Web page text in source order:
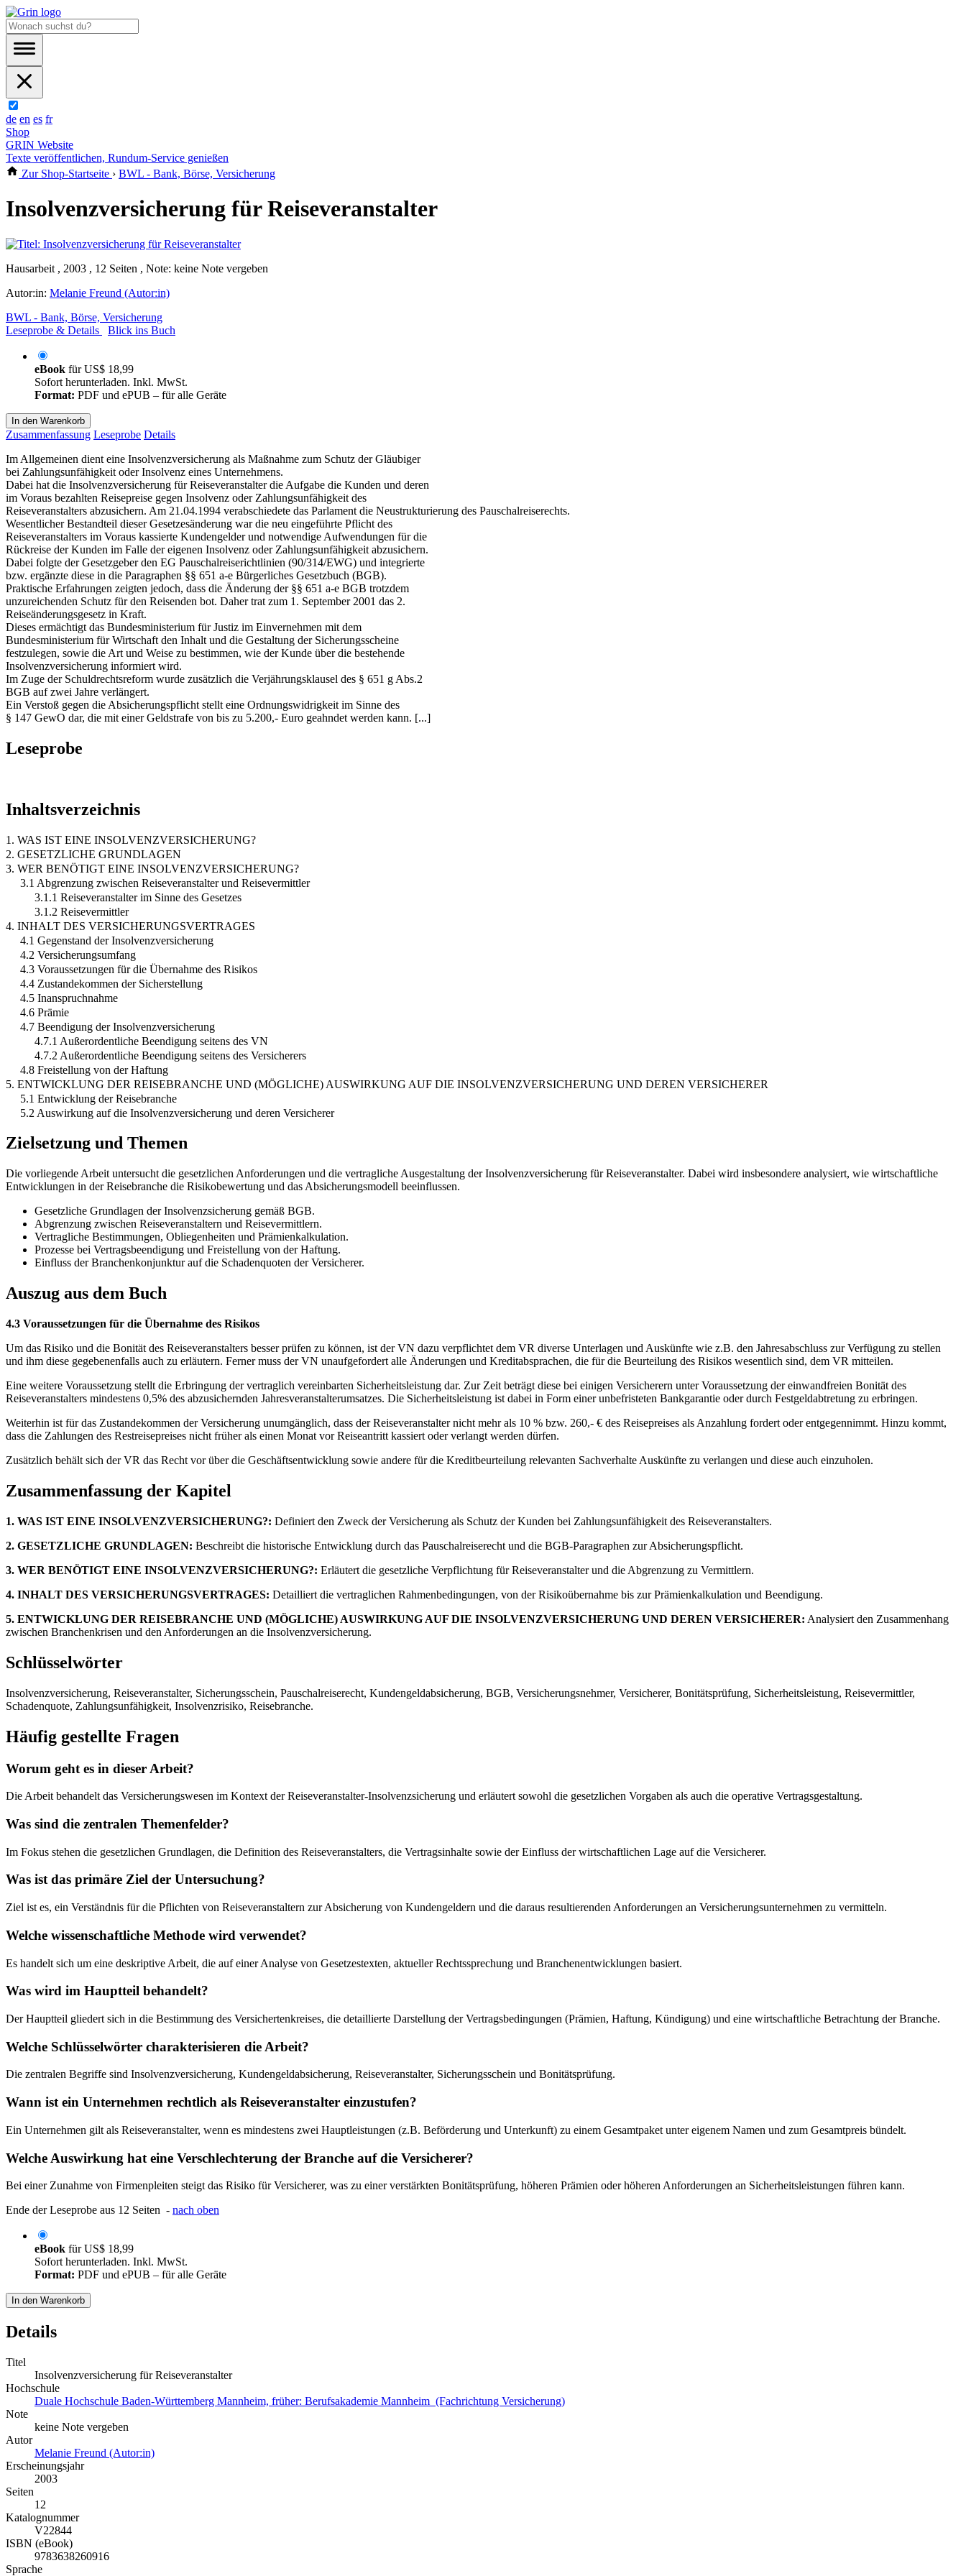
de en es fr
Shop
GRIN Website
Texte veröffentlichen, Rundum-Service genießen
Zur Shop-Startseite › BWL - Bank, Börse, Versicherung
Insolvenzversicherung für Reiseveranstalter
Hausarbeit , 2003 , 12 Seiten , Note: keine Note vergeben
Autor:in: Melanie Freund (Autor:in)
BWL - Bank, Börse, Versicherung
Leseprobe & Details
Blick ins Buch
eBook fürUS$ 18,99
Sofort herunterladen. Inkl. MwSt.
Format: PDF und ePUB – für alle Geräte
In den Warenkorb
Zusammenfassung Leseprobe Details
Im Allgemeinen dient eine Insolvenzversicherung als Maßnahme zum Schutz der Gläubiger
bei Zahlungsunfähigkeit oder Insolvenz eines Unternehmens.
Dabei hat die Insolvenzversicherung für Reiseveranstalter die Aufgabe die Kunden und deren
im Voraus bezahlten Reisepreise gegen Insolvenz oder Zahlungsunfähigkeit des
Reiseveranstalters abzusichern. Am 21.04.1994 verabschiedete das Parlament die Neustrukturierung des Pauschalreiserechts.
Wesentlicher Bestandteil dieser Gesetzesänderung war die neu eingeführte Pflicht des
Reiseveranstalters im Voraus kassierte Kundengelder und notwendige Aufwendungen für die
Rückreise der Kunden im Falle der eigenen Insolvenz oder Zahlungsunfähigkeit abzusichern.
Dabei folgte der Gesetzgeber den EG Pauschalreiserichtlinien (90/314/EWG) und integrierte
bzw. ergänzte diese in die Paragraphen §§ 651 a-e Bürgerliches Gesetzbuch (BGB).
Praktische Erfahrungen zeigten jedoch, dass die Änderung der §§ 651 a-e BGB trotzdem
unzureichenden Schutz für den Reisenden bot. Daher trat zum 1. September 2001 das 2.
Reiseänderungsgesetz in Kraft.
Dieses ermächtigt das Bundesministerium für Justiz im Einvernehmen mit dem
Bundesministerium für Wirtschaft den Inhalt und die Gestaltung der Sicherungsscheine
festzulegen, sowie die Art und Weise zu bestimmen, wie der Kunde über die bestehende
Insolvenzversicherung informiert wird.
Im Zuge der Schuldrechtsreform wurde zusätzlich die Verjährungsklausel des § 651 g Abs.2
BGB auf zwei Jahre verlängert.
Ein Verstoß gegen die Absicherungspflicht stellt eine Ordnungswidrigkeit im Sinne des
§ 147 GewO dar, die mit einer Geldstrafe von bis zu 5.200,- Euro geahndet werden kann. [...]
Leseprobe
Inhaltsverzeichnis
1. WAS IST EINE INSOLVENZVERSICHERUNG?
2. GESETZLICHE GRUNDLAGEN
3. WER BENÖTIGT EINE INSOLVENZVERSICHERUNG?
3.1 Abgrenzung zwischen Reiseveranstalter und Reisevermittler
3.1.1 Reiseveranstalter im Sinne des Gesetzes
3.1.2 Reisevermittler
4. INHALT DES VERSICHERUNGSVERTRAGES
4.1 Gegenstand der Insolvenzversicherung
4.2 Versicherungsumfang
4.3 Voraussetzungen für die Übernahme des Risikos
4.4 Zustandekommen der Sicherstellung
4.5 Inanspruchnahme
4.6 Prämie
4.7 Beendigung der Insolvenzversicherung
4.7.1 Außerordentliche Beendigung seitens des VN
4.7.2 Außerordentliche Beendigung seitens des Versicherers
4.8 Freistellung von der Haftung
5. ENTWICKLUNG DER REISEBRANCHE UND (MÖGLICHE) AUSWIRKUNG AUF DIE INSOLVENZVERSICHERUNG UND DEREN VERSICHERER
5.1 Entwicklung der Reisebranche
5.2 Auswirkung auf die Insolvenzversicherung und deren Versicherer
Zielsetzung und Themen
Die vorliegende Arbeit untersucht die gesetzlichen Anforderungen und die vertragliche Ausgestaltung der Insolvenzversicherung für Reiseveranstalter. Dabei wird insbesondere analysiert, wie wirtschaftliche
Entwicklungen in der Reisebranche die Risikobewertung und das Absicherungsmodell beeinflussen.
Gesetzliche Grundlagen der Insolvenzsicherung gemäß BGB.
Abgrenzung zwischen Reiseveranstaltern und Reisevermittlern.
Vertragliche Bestimmungen, Obliegenheiten und Prämienkalkulation.
Prozesse bei Vertragsbeendigung und Freistellung von der Haftung.
Einfluss der Branchenkonjunktur auf die Schadenquoten der Versicherer.
Auszug aus dem Buch
4.3 Voraussetzungen für die Übernahme des Risikos
Um das Risiko und die Bonität des Reiseveranstalters besser prüfen zu können, ist der VN dazu verpflichtet dem VR diverse Unterlagen und Auskünfte wie z.B. den Jahresabschluss zur Verfügung zu stellen
und ihm diese gegebenenfalls auch zu erläutern. Ferner muss der VN unaufgefordert alle Änderungen und Kreditabsprachen, die für die Beurteilung des Risikos wesentlich sind, dem VR mitteilen.
Eine weitere Voraussetzung stellt die Erbringung der vertraglich vereinbarten Sicherheitsleistung dar. Zur Zeit beträgt diese bei einigen Versicherern unter Voraussetzung der einwandfreien Bonität des
Reiseveranstalters mindestens 0,5% des abzusichernden Jahresveranstalterumsatzes. Die Sicherheitsleistung ist dabei in Form einer unbefristeten Bankgarantie oder durch Festgeldabtretung zu erbringen.
Weiterhin ist für das Zustandekommen der Versicherung unumgänglich, dass der Reiseveranstalter nicht mehr als 10 % bzw. 260,- € des Reisepreises als Anzahlung fordert oder entgegennimmt. Hinzu kommt,
dass die Zahlungen des Restreisepreises nicht früher als einen Monat vor Reiseantritt kassiert oder verlangt werden dürfen.
Zusätzlich behält sich der VR das Recht vor über die Geschäftsentwicklung sowie andere für die Kreditbeurteilung relevanten Sachverhalte Auskünfte zu verlangen und diese auch einzuholen.
Zusammenfassung der Kapitel
1. WAS IST EINE INSOLVENZVERSICHERUNG?: Definiert den Zweck der Versicherung als Schutz der Kunden bei Zahlungsunfähigkeit des Reiseveranstalters.
2. GESETZLICHE GRUNDLAGEN: Beschreibt die historische Entwicklung durch das Pauschalreiserecht und die BGB-Paragraphen zur Absicherungspflicht.
3. WER BENÖTIGT EINE INSOLVENZVERSICHERUNG?: Erläutert die gesetzliche Verpflichtung für Reiseveranstalter und die Abgrenzung zu Vermittlern.
4. INHALT DES VERSICHERUNGSVERTRAGES: Detailliert die vertraglichen Rahmenbedingungen, von der Risikoübernahme bis zur Prämienkalkulation und Beendigung.
5. ENTWICKLUNG DER REISEBRANCHE UND (MÖGLICHE) AUSWIRKUNG AUF DIE INSOLVENZVERSICHERUNG UND DEREN VERSICHERER: Analysiert den Zusammenhang
zwischen Branchenkrisen und den Anforderungen an die Insolvenzversicherung.
Schlüsselwörter
Insolvenzversicherung, Reiseveranstalter, Sicherungsschein, Pauschalreiserecht, Kundengeldabsicherung, BGB, Versicherungsnehmer, Versicherer, Bonitätsprüfung, Sicherheitsleistung, Reisevermittler,
Schadenquote, Zahlungsunfähigkeit, Insolvenzrisiko, Reisebranche.
Häufig gestellte Fragen
Worum geht es in dieser Arbeit?
Die Arbeit behandelt das Versicherungswesen im Kontext der Reiseveranstalter-Insolvenzsicherung und erläutert sowohl die gesetzlichen Vorgaben als auch die operative Vertragsgestaltung.
Was sind die zentralen Themenfelder?
Im Fokus stehen die gesetzlichen Grundlagen, die Definition des Reiseveranstalters, die Vertragsinhalte sowie der Einfluss der wirtschaftlichen Lage auf die Versicherer.
Was ist das primäre Ziel der Untersuchung?
Ziel ist es, ein Verständnis für die Pflichten von Reiseveranstaltern zur Absicherung von Kundengeldern und die daraus resultierenden Anforderungen an Versicherungsunternehmen zu vermitteln.
Welche wissenschaftliche Methode wird verwendet?
Es handelt sich um eine deskriptive Arbeit, die auf einer Analyse von Gesetzestexten, aktueller Rechtssprechung und Branchenentwicklungen basiert.
Was wird im Hauptteil behandelt?
Der Hauptteil gliedert sich in die Bestimmung des Versichertenkreises, die detaillierte Darstellung der Vertragsbedingungen (Prämien, Haftung, Kündigung) und eine wirtschaftliche Betrachtung der Branche.
Welche Schlüsselwörter charakterisieren die Arbeit?
Die zentralen Begriffe sind Insolvenzversicherung, Kundengeldabsicherung, Reiseveranstalter, Sicherungsschein und Bonitätsprüfung.
Wann ist ein Unternehmen rechtlich als Reiseveranstalter einzustufen?
Ein Unternehmen gilt als Reiseveranstalter, wenn es mindestens zwei Hauptleistungen (z.B. Beförderung und Unterkunft) zu einem Gesamtpaket unter eigenem Namen und zum Gesamtpreis bündelt.
Welche Auswirkung hat eine Verschlechterung der Branche auf die Versicherer?
Bei einer Zunahme von Firmenpleiten steigt das Risiko für Versicherer, was zu einer verstärkten Bonitätsprüfung, höheren Prämien oder höheren Anforderungen an Sicherheitsleistungen führen kann.
Ende der Leseprobe aus 12 Seiten - nach oben
eBook fürUS$ 18,99
Sofort herunterladen. Inkl. MwSt.
Format: PDF und ePUB – für alle Geräte
In den Warenkorb
Details
Titel
Insolvenzversicherung für Reiseveranstalter
Hochschule
Duale Hochschule Baden-Württemberg Mannheim, früher: Berufsakademie Mannheim (Fachrichtung Versicherung)
Note
keine Note vergeben
Autor
Melanie Freund (Autor:in)
Erscheinungsjahr
2003
Seiten
12
Katalognummer
V22844
ISBN (eBook)
9783638260916
Sprache